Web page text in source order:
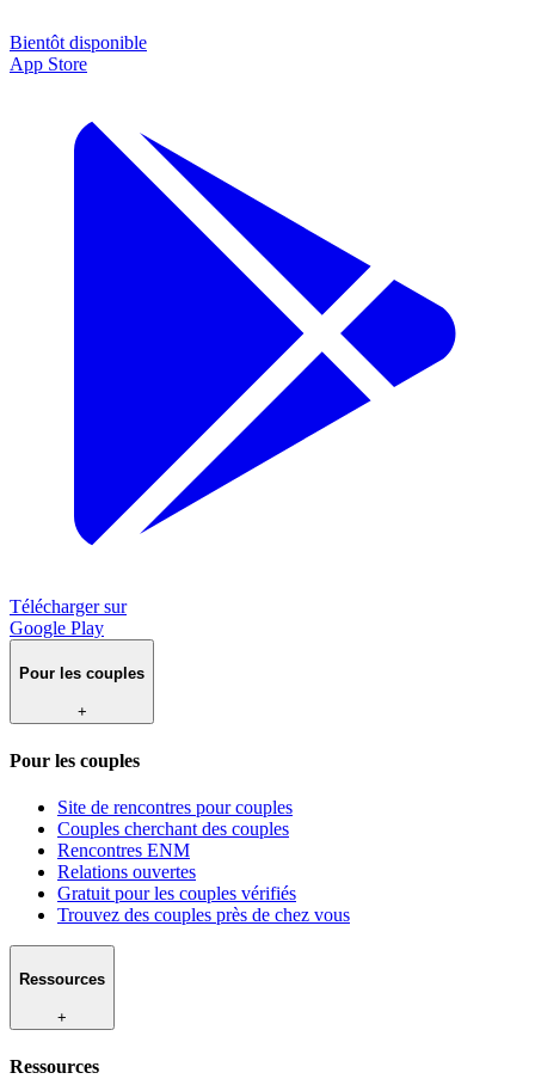
Bientôt disponible
App Store
Télécharger sur
Google Play
Pour les couples
+
Pour les couples
Site de rencontres pour couples
Couples cherchant des couples
Rencontres ENM
Relations ouvertes
Gratuit pour les couples vérifiés
Trouvez des couples près de chez vous
Ressources
+
Ressources